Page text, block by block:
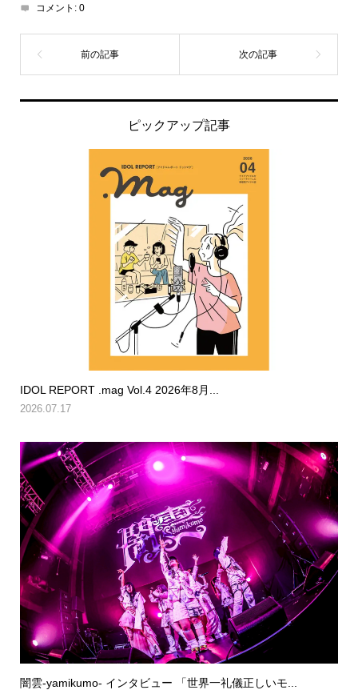
コメント: 0
ピックアップ記事
IDOL REPORT .mag Vol.4 2026年8月...
2026.07.17
闇雲-yamikumo- インタビュー 「世界一礼儀正しいモ...